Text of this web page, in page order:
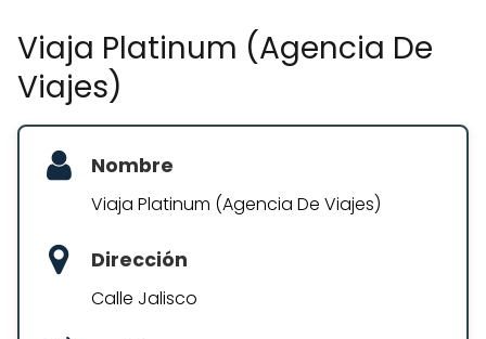
Viaja Platinum (Agencia De
Viajes)
Nombre
Viaja Platinum (Agencia De Viajes)
Dirección
Calle Jalisco